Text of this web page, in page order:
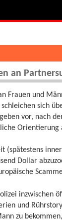
an
Frauen und
sich
vor, nach
Orientierung
(spätestens
Dollar
inzwischen
und
zu